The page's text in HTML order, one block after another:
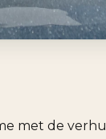
met de